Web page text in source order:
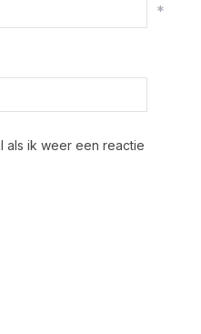
*
als ik weer een reactie